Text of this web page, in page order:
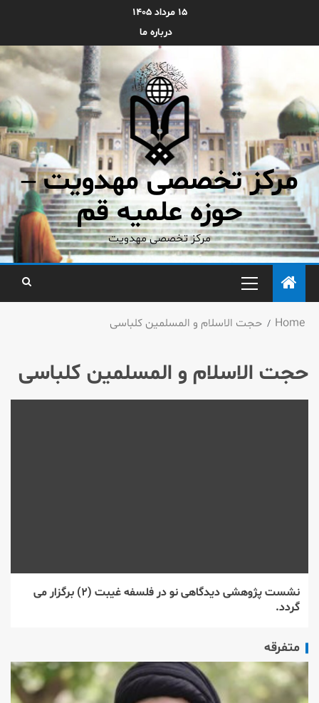
۱۵ مرداد ۱۴۰۵
درباره ما
مرکز تخصصی مهدویت –
حوزه علمیه قم
مرکز تخصصی مهدویت
Home حجت الاسلام و المسلمین كلباسی
حجت الاسلام و المسلمین كلباسی
نشست پژوهشی دیدگاهی نو در فلسفه غیبت (۲) برگزار می
گردد.
متفرقه